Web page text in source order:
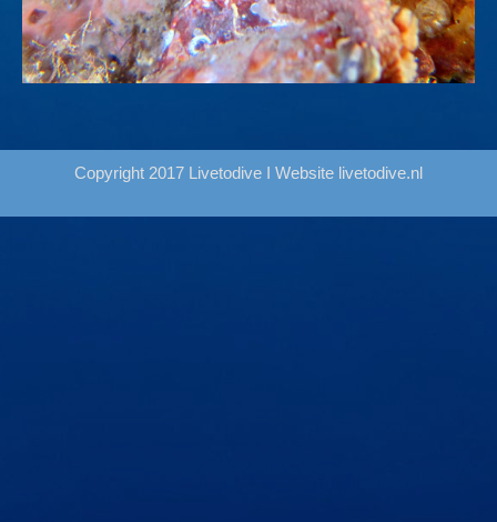
Copyright 2017 Livetodive I Website livetodive.nl